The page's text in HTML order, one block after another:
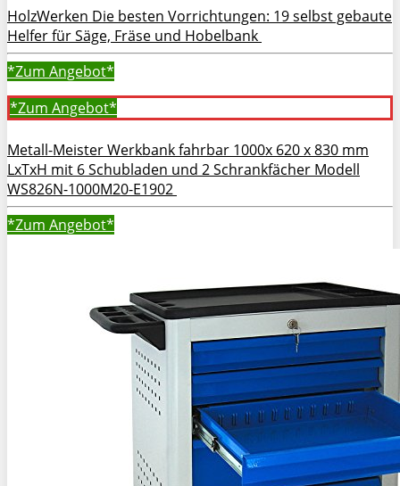
HolzWerken Die besten Vorrichtungen: 19 selbst gebaute
Helfer für Säge, Fräse und Hobelbank
*Zum Angebot*
*Zum Angebot*
Metall-Meister Werkbank fahrbar 1000x 620 x 830 mm
LxTxH mit 6 Schubladen und 2 Schrankfächer Modell
WS826N-1000M20-E1902
*Zum Angebot*